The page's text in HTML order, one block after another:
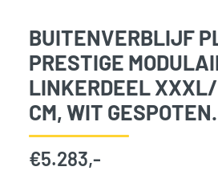
BUITENVERBLIJF
PRESTIGE
LINKERDEEL
CM, WIT GESPOTEN.
€5.283,-